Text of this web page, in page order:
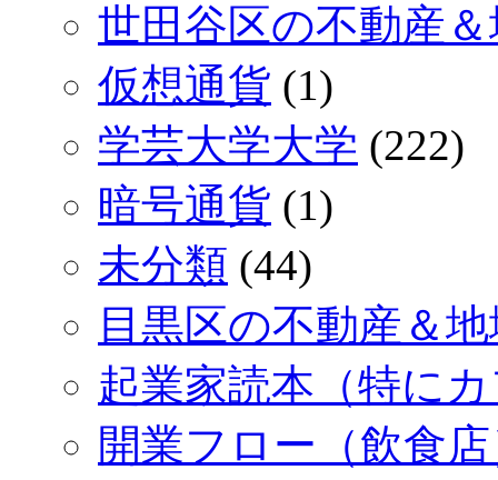
世田谷区の不動産＆
仮想通貨 (1)
学芸大学大学 (222)
暗号通貨 (1)
未分類 (44)
目黒区の不動産＆
起業家読本（特に
開業フロー（飲食